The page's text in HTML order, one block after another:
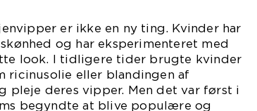
er ikke en ny ting. Kvinder har
og har eksperimenteret med
look. I tidligere tider brugte kvinder
ricinusolie eller blandingen af
pleje deres vipper. Men det var først i
begyndte at blive populære og